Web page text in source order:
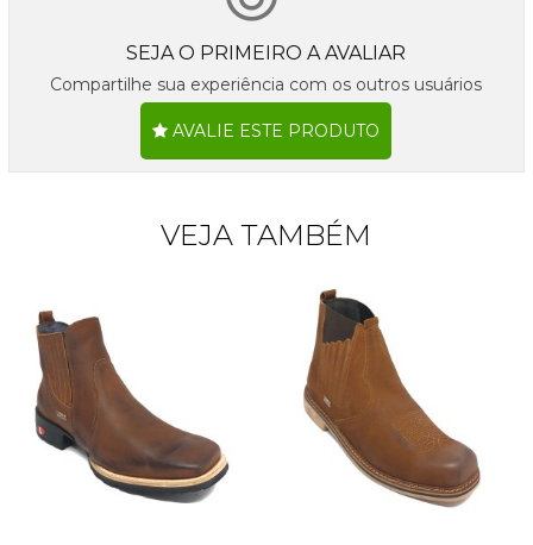
SEJA O PRIMEIRO A AVALIAR
Compartilhe sua experiência com os outros usuários
AVALIE ESTE PRODUTO
VEJA TAMBÉM